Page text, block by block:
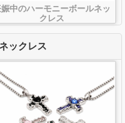
中のハーモニーボールネッ
クレス
ックレス